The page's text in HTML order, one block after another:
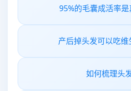
95%的毛囊成活率是
产后掉头发可以吃
如何梳理头